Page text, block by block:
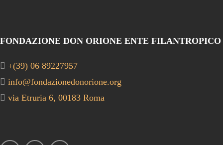
FONDAZIONE DON ORIONE ENTE FILANTROPICO
+(39) 06 89227957
info@fondazionedonorione.org
via Etruria 6, 00183 Roma